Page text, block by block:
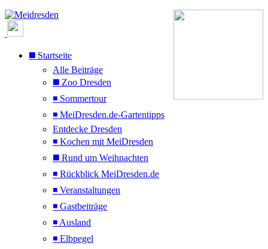
◼️ Startseite
Alle Beiträge
◼️ Zoo Dresden
◾ Sommertour
◾ MeiDresden.de-Gartentipps
Entdecke Dresden
◾ Kochen mit MeiDresden
◼️ Rund um Weihnachten
◾ Rückblick MeiDresden.de
◾ Veranstaltungen
◾ Gastbeiträge
◾ Ausland
◾ Elbpegel